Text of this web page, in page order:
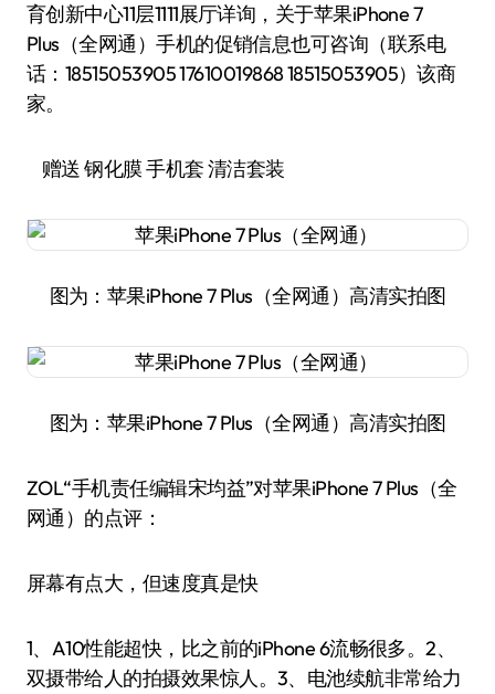
育创新中心11层1111展厅详询，关于苹果iPhone 7
Plus（全网通）手机的促销信息也可咨询（联系电
话：18515053905 17610019868 18515053905）该商
家。
赠送 钢化膜 手机套 清洁套装
图为：苹果iPhone 7 Plus（全网通）高清实拍图
图为：苹果iPhone 7 Plus（全网通）高清实拍图
ZOL“手机责任编辑宋均益”对苹果iPhone 7 Plus（全
网通）的点评：
屏幕有点大，但速度真是快
1、A10性能超快，比之前的iPhone 6流畅很多。2、
双摄带给人的拍摄效果惊人。3、电池续航非常给力